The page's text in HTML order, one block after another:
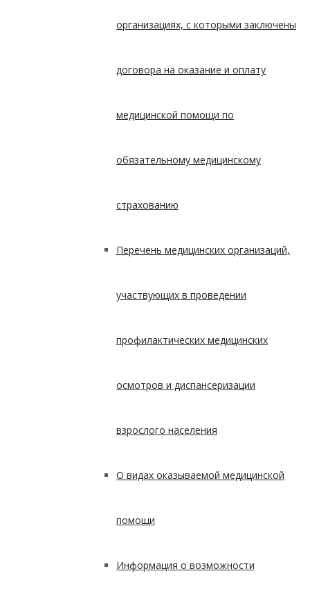
организациях, с которыми заключены
договора на оказание и оплату
медицинской помощи по
обязательному медицинскому
страхованию
Перечень медицинских организаций,
участвующих в проведении
профилактических медицинских
осмотров и диспансеризации
взрослого населения
О видах оказываемой медицинской
помощи
Информация о возможности